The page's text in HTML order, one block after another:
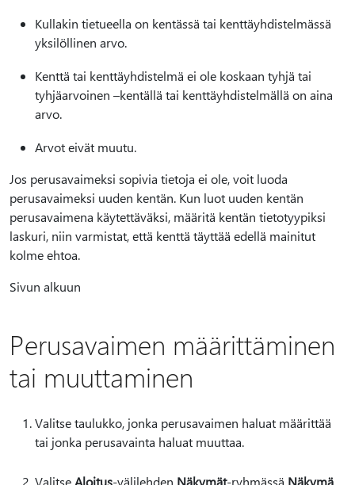
Kullakin tietueella on kentässä tai kenttäyhdistelmässä
yksilöllinen arvo.
Kenttä tai kenttäyhdistelmä ei ole koskaan tyhjä tai
tyhjäarvoinen –kentällä tai kenttäyhdistelmällä on aina
arvo.
Arvot eivät muutu.
Jos perusavaimeksi sopivia tietoja ei ole, voit luoda
perusavaimeksi uuden kentän. Kun luot uuden kentän
perusavaimena käytettäväksi, määritä kentän tietotyypiksi
laskuri, niin varmistat, että kenttä täyttää edellä mainitut
kolme ehtoa.
Sivun alkuun
Perusavaimen määrittäminen
tai muuttaminen
Valitse taulukko, jonka perusavaimen haluat määrittää
tai jonka perusavainta haluat muuttaa.
ValitseAloitus-välilehden Näkymät-ryhmässä Näkymä